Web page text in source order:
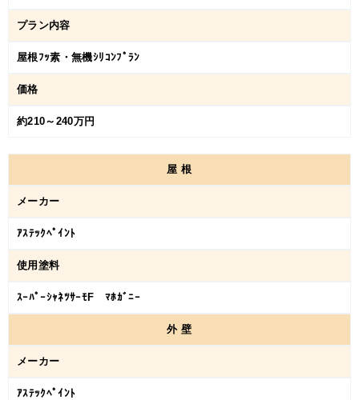
プラン内容
屋根ﾌｯ素・無機ｼﾘｺﾝﾌﾟﾗﾝ
価格
約210～240万円
屋根
メーカー
ｱｽﾃｯｸﾍﾟｲﾝﾄ
使用塗料
ｽｰﾊﾟｰｼｬﾈﾂｻｰﾓF ﾏﾎｶﾞﾆｰ
外壁
メーカー
ｱｽﾃｯｸﾍﾟｲﾝﾄ